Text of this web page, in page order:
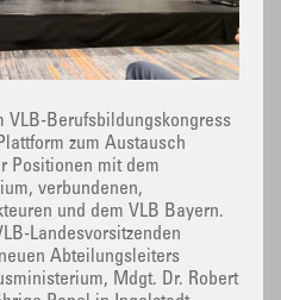
VLB-Berufsbildungskongress
zum Austausch
Positionen mit dem
verbundenen,
und dem VLB Bayern.
Landesvorsitzenden
Abteilungsleiters
Mdgt. Dr. Robert